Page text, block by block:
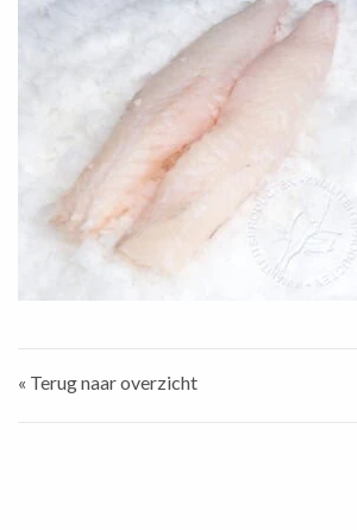
« Terug naar overzicht